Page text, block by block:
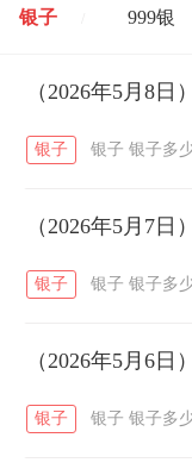
银子 999银
开国纪念币
菜百 周生生
六福 / 金至尊
（2026年5月8
银子 银子 银子多
（2026年5月7
银子 银子 银子多
（2026年5月6
银子 银子 银子多